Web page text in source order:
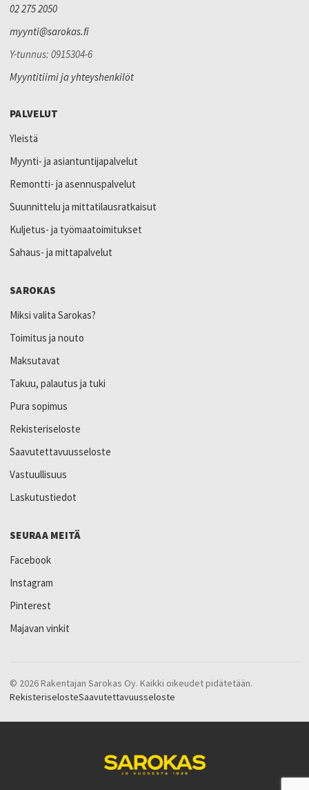
02 275 2050
myynti@sarokas.fi
Y-tunnus: 0915304-6
Myyntitiimi ja yhteyshenkilöt
PALVELUT
Yleistä
Myynti- ja asiantuntijapalvelut
Remontti- ja asennuspalvelut
Suunnittelu ja mittatilausratkaisut
Kuljetus- ja työmaatoimitukset
Sahaus- ja mittapalvelut
SAROKAS
Miksi valita Sarokas?
Toimitus ja nouto
Maksutavat
Takuu, palautus ja tuki
Pura sopimus
Rekisteriseloste
Saavutettavuusseloste
Vastuullisuus
Laskutustiedot
SEURAA MEITÄ
Facebook
Instagram
Pinterest
Majavan vinkit
© 2026 Rakentajan Sarokas Oy. Kaikki oikeudet pidätetään.
RekisteriselosteSaavutettavuusseloste